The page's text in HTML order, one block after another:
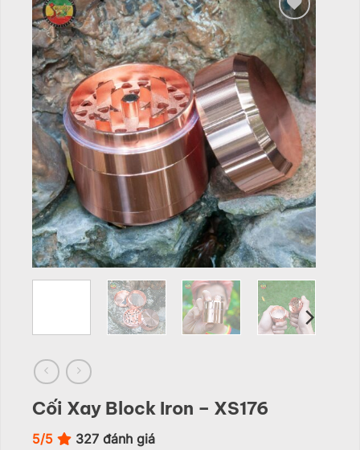
Add to
wishlist
Cối Xay Block Iron – XS176
5/5 327 đánh giá